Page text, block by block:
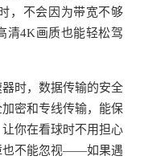
，不会因为带宽不够
清4K画质也能轻松驾
时，数据传输的安全
密和专线传输，能保
你在看球时不用担心
也不能忽视——如果遇